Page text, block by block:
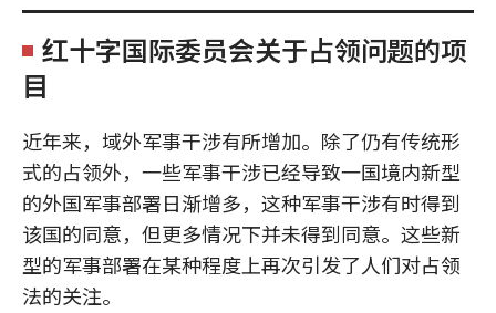
红十字国际委员会关于占领问题的项
目
近年来，域外军事干涉有所增加。除了仍有传统形
式的占领外，一些军事干涉已经导致一国境内新型
的外国军事部署日渐增多，这种军事干涉有时得到
该国的同意，但更多情况下并未得到同意。这些新
型的军事部署在某种程度上再次引发了人们对占领
法的关注。